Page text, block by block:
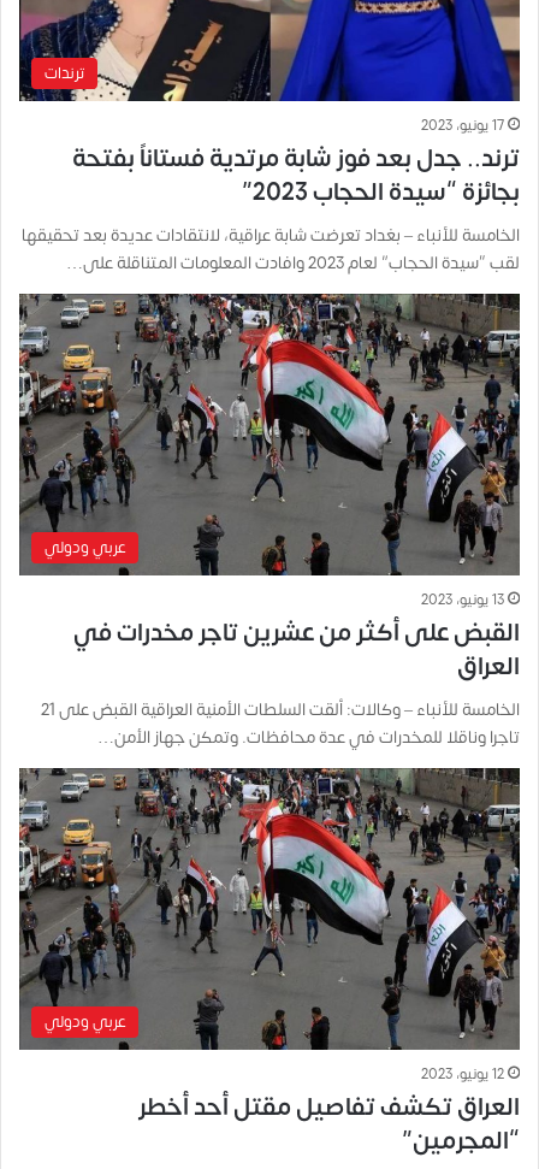
ترندات
17 يونيو، 2023
ترند.. جدل بعد فوز شابة مرتدية فستاناً بفتحة
بجائزة “سيدة الحجاب 2023”
الخامسة للأنباء – بغداد تعرضت شابة عراقية، لانتقادات عديدة بعد تحقيقها
لقب “سيدة الحجاب” لعام 2023 وافادت المعلومات المتناقلة على…
عربي ودولي
13 يونيو، 2023
القبض على أكثر من عشرين تاجر مخدرات في
العراق
الخامسة للأنباء – وكالات: ألقت السلطات الأمنية العراقية القبض على 21
تاجرا وناقلا للمخدرات في عدة محافظات. وتمكن جهاز الأمن…
عربي ودولي
12 يونيو، 2023
العراق تكشف تفاصيل مقتل أحد أخطر
“المجرمين”